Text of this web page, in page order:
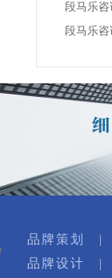
段马乐
段马乐
品牌策划 |
品牌设计 |